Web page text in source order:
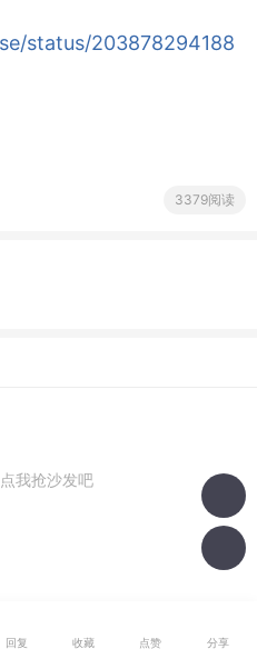
status/203878294188
3379阅读
我抢沙发吧
回复 收藏 点赞 分享